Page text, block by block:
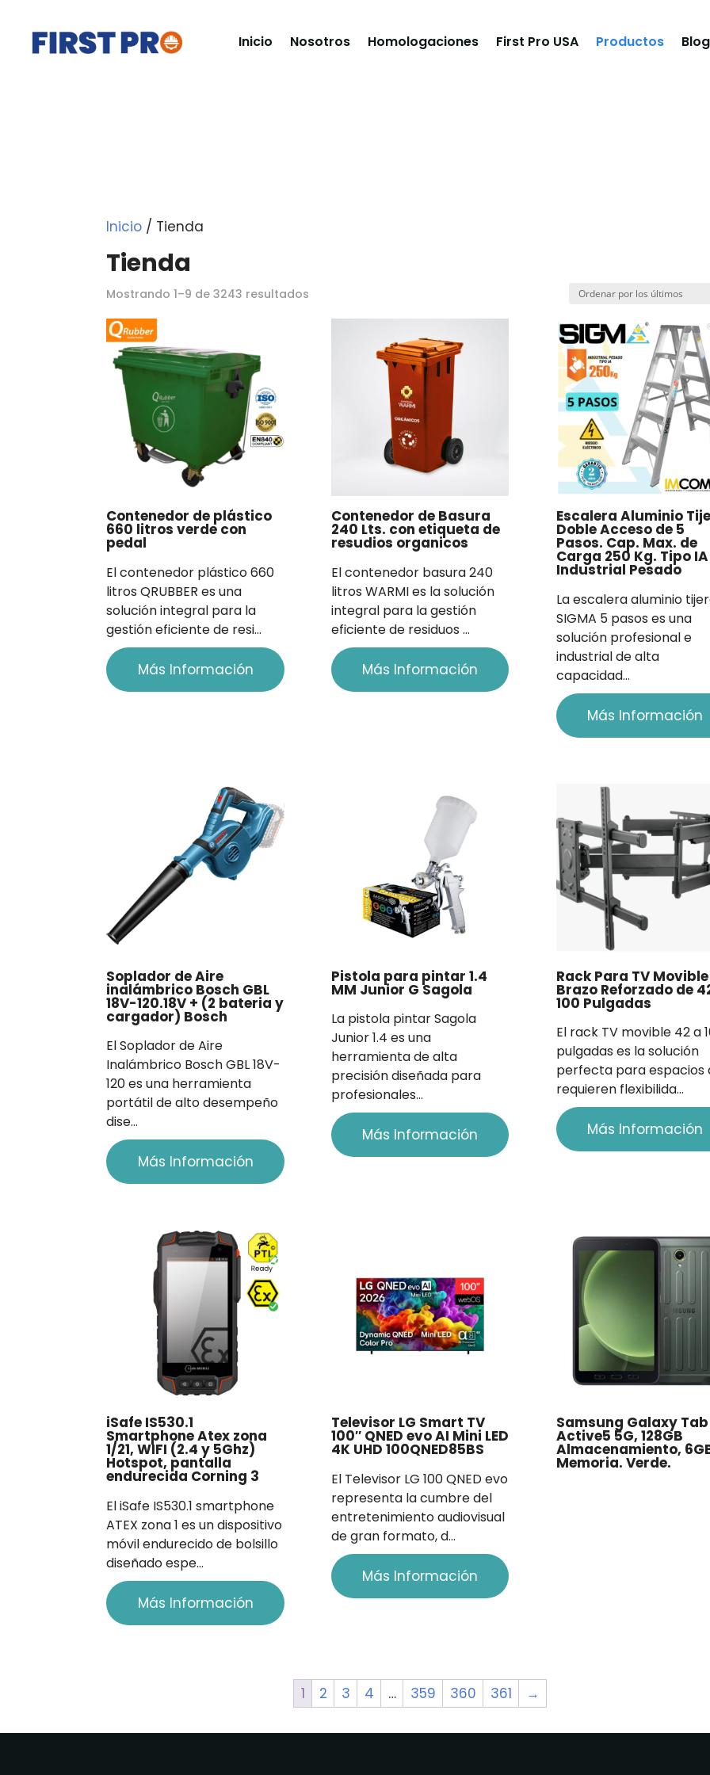
Inicio Nosotros Homologaciones First Pro USA Productos Blog
Inicio / Tienda
Tienda
Mostrando 1–9 de 3243 resultados
Contenedor de plástico
660 litros verde con
pedal
El contenedor plástico 660
litros QRUBBER es una
solución integral para la
gestión eficiente de resi…
Más Información
Contenedor de Basura
240 Lts. con etiqueta de
resudios organicos
El contenedor basura 240
litros WARMI es la solución
integral para la gestión
eficiente de residuos …
Más Información
Escalera Aluminio
Doble Acceso de 5
Pasos. Cap. Max. de
Carga 250 Kg. Tipo IA
Industrial Pesado
La escalera aluminio
SIGMA 5 pasos es una
solución profesional e
industrial de alta
capacidad…
Más Información
Soplador de Aire
inalámbrico Bosch GBL
18V-120.18V + (2 bateria y
cargador) Bosch
El Soplador de Aire
Inalámbrico Bosch GBL 18V-
120 es una herramienta
portátil de alto desempeño
dise…
Más Información
Pistola para pintar 1.4
MM Junior G Sagola
La pistola pintar Sagola
Junior 1.4 es una
herramienta de alta
precisión diseñada para
profesionales…
Más Información
Rack Para TV Movible
Brazo Reforzado de
100 Pulgadas
El rack TV movible 42 a
pulgadas es la solución
perfecta para espacios
requieren flexibilida…
Más Información
iSafe IS530.1
Smartphone Atex zona
1/21, WIFI (2.4 y 5Ghz)
Hotspot, pantalla
endurecida Corning 3
El iSafe IS530.1 smartphone
ATEX zona 1 es un dispositivo
móvil endurecido de bolsillo
diseñado espe…
Más Información
Televisor LG Smart TV
100″ QNED evo AI Mini LED
4K UHD 100QNED85BS
El Televisor LG 100 QNED evo
representa la cumbre del
entretenimiento audiovisual
de gran formato, d…
Más Información
Samsung Galaxy Tab
Active5 5G, 128GB
Almacenamiento,
Memoria. Verde.
1 2 3 4 … 359 360 361 →